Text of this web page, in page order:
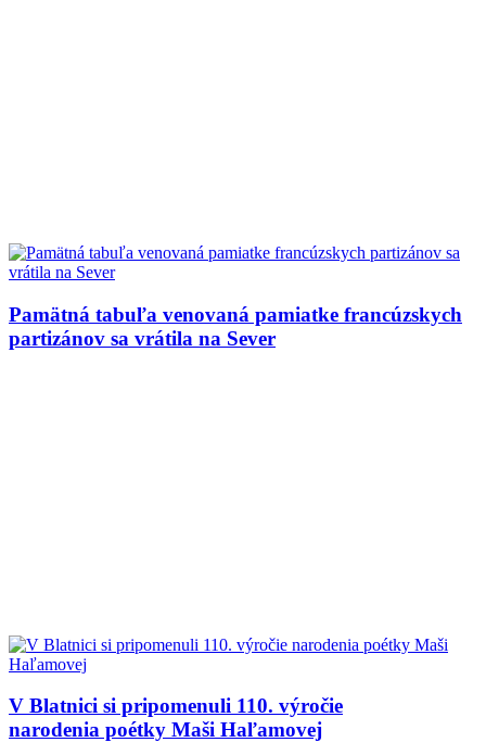
Pamätná tabuľa venovaná pamiatke francúzskych
partizánov sa vrátila na Sever
V Blatnici si pripomenuli 110. výročie
narodenia poétky Maši Haľamovej